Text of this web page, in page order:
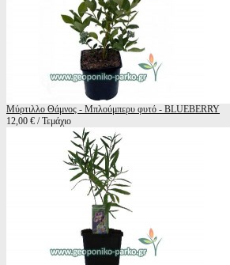
Μύρτιλλο Θάμνος - Μπλούμπερυ φυτό - BLUEBERRY
12,00 € / Τεμάχιο